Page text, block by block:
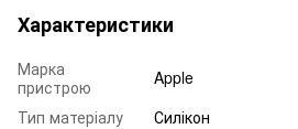
Характеристики
Марка
пристрою
Apple
Тип матеріалу
Силікон